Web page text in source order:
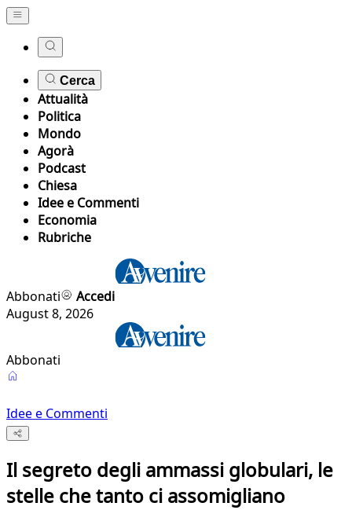
Cerca
Attualità
Politica
Mondo
Agorà
Podcast
Chiesa
Idee e Commenti
Economia
Rubriche
Abbonati
Accedi
August 8, 2026
Abbonati
Idee e Commenti
Il segreto degli ammassi globulari, le
stelle che tanto ci assomigliano